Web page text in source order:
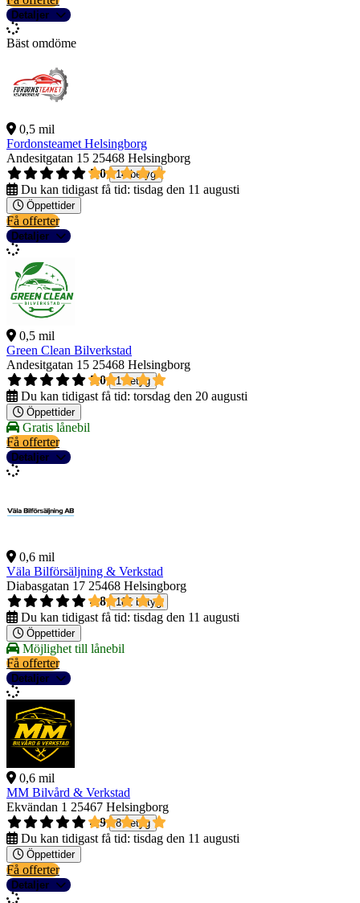
Detaljer
Bäst omdöme
0,5 mil
Fordonsteamet Helsingborg
Andesitgatan 15 25468 Helsingborg
5,0
14 betyg
Du kan tidigast få tid: tisdag den 11 augusti
Öppettider
Få offerter
Detaljer
0,5 mil
Green Clean Bilverkstad
Andesitgatan 15 25468 Helsingborg
5,0
1 betyg
Du kan tidigast få tid: torsdag den 20 augusti
Öppettider
Gratis lånebil
Få offerter
Detaljer
0,6 mil
Väla Bilförsäljning & Verkstad
Diabasgatan 17 25468 Helsingborg
4,8
182 betyg
Du kan tidigast få tid: tisdag den 11 augusti
Öppettider
Möjlighet till lånebil
Få offerter
Detaljer
0,6 mil
MM Bilvård & Verkstad
Ekvändan 1 25467 Helsingborg
4,9
8 betyg
Du kan tidigast få tid: tisdag den 11 augusti
Öppettider
Få offerter
Detaljer